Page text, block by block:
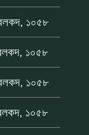
১০৫৮
১০৫৮
১০৫৮
১০৫৮